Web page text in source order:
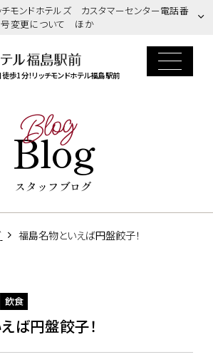
チモンドホテルズ カスタマーセンター電話番
号変更について ほか
歩1分！リッチモンドホテル福島駅前
Blog
Blog
スタッフブログ
福島名物といえば円盤餃子！
飲食
ば円盤餃子！